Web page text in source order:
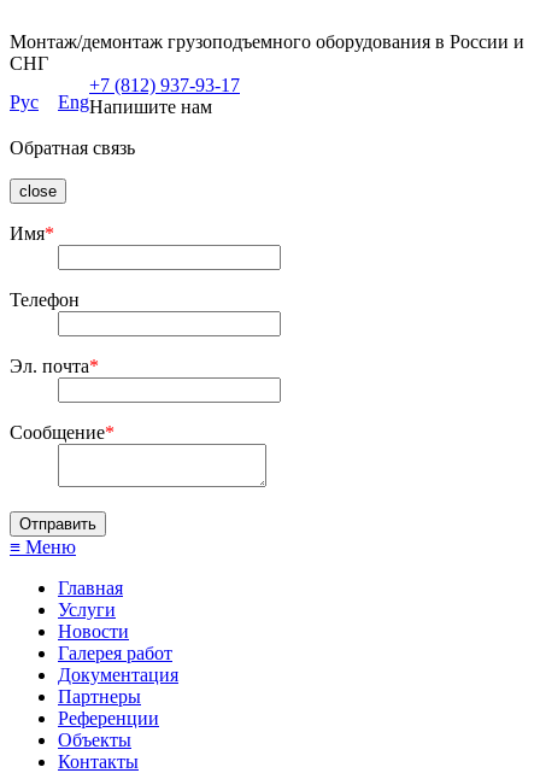
Монтаж/демонтаж грузоподъемного оборудования в России и
СНГ
Рус
Eng
+7 (812) 937-93-17
Напишите нам
Обратная связь
close
Имя*
Телефон
Эл. почта*
Сообщение*
≡ Меню
Главная
Услуги
Новости
Галерея работ
Документация
Партнеры
Референции
Объекты
Контакты